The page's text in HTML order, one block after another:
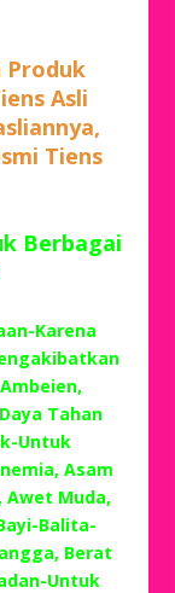
Produk
Asli
Tiens
Berbagai
Karena
Tahan
Untuk
Asam
Awet Muda,
Balita-
Berat
Untuk